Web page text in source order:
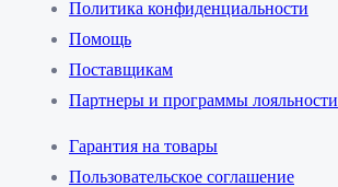
Политика конфиденциальности
Помощь
Поставщикам
Партнеры и программы лояльности
Гарантия на товары
Пользовательское соглашение